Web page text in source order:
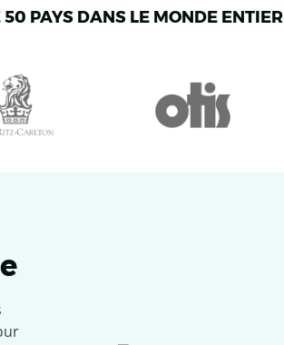
PAYS DANS LE MONDE ENTIER